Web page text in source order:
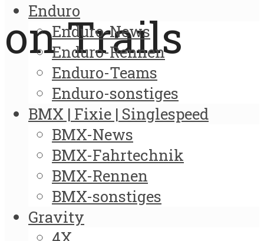
on Trails
Enduro
Enduro-News
Enduro-Rennen
Enduro-Teams
Enduro-sonstiges
BMX | Fixie | Singlespeed
BMX-News
BMX-Fahrtechnik
BMX-Rennen
BMX-sonstiges
Gravity